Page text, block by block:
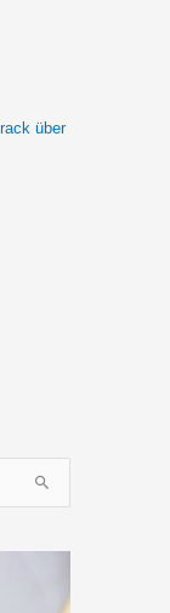
über